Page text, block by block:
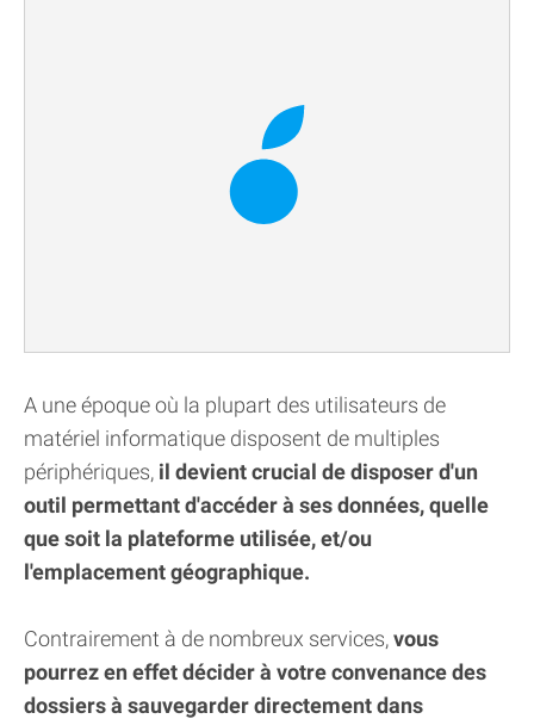
A une époque où la plupart des utilisateurs de
matériel informatique disposent de multiples
périphériques, il devient crucial de disposer d'un
outil permettant d'accéder à ses données, quelle
que soit la plateforme utilisée, et/ou
l'emplacement géographique.
Contrairement à de nombreux services,vous
pourrez en effet décider à votre convenance des
dossiers à sauvegarder directement dans